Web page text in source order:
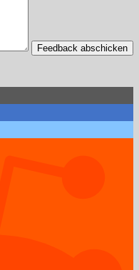
Feedback abschicken